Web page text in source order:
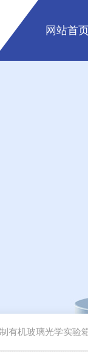
网站首页
有机玻璃光学实验